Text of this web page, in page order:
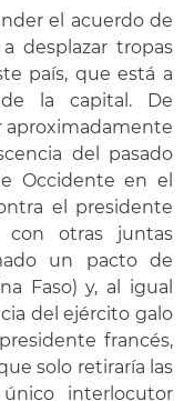
el acuerdo de
desplazar tropas
país, que está a
la capital. De
aproximadamente
del pasado
Occidente en el
el presidente
con otras juntas
un pacto de
Faso) y, al igual
del ejército galo
francés,
solo retiraría las
interlocutor